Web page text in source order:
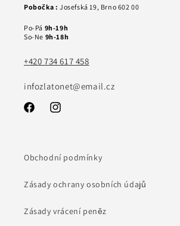
Pobočka : Josefská 19, Brno 602 00
Po-Pá 9h-19h
So-Ne 9h-18h
+420 734 617 458
infozlatonet@email.cz
FacebookInstagram
Obchodní podmínky
Zásady ochrany osobních údajů
Zásady vrácení peněz